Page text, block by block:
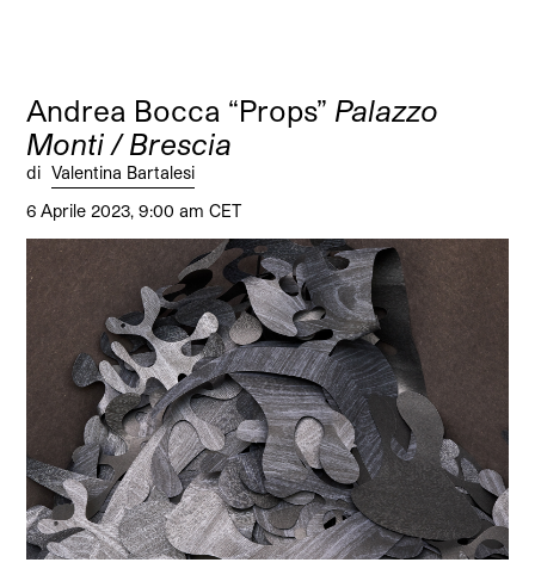
Andrea Bocca “Props” Palazzo
Monti / Brescia
di Valentina Bartalesi
6 Aprile 2023, 9:00 am CET